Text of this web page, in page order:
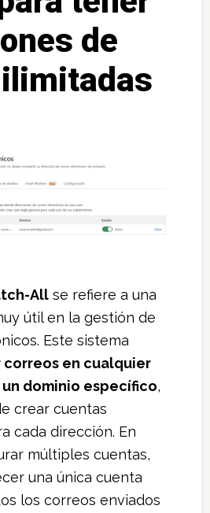
de
Allse refiere a una
útil en la gestión de
Este sistema
correos en cualquier
dominio específico,
crear cuentas
cada dirección. En
múltiples cuentas,
una única cuenta
los correos enviados